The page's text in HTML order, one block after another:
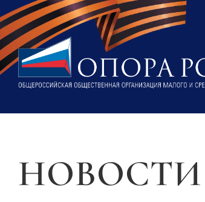
НОВОСТИ